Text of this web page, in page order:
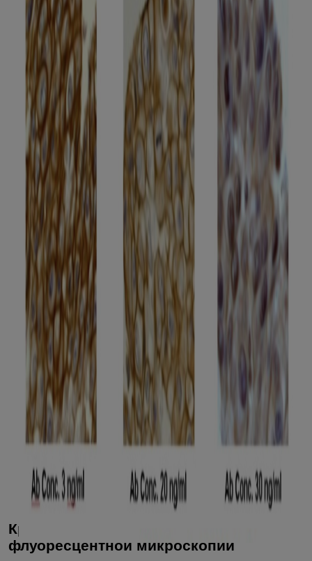
Красители и реагенты для
флуоресцентной микроскопии